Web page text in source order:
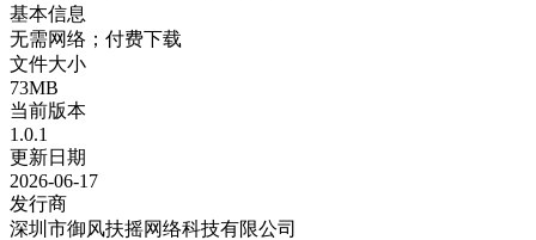
基本信息
无需网络；付费下载
文件大小
73MB
当前版本
1.0.1
更新日期
2026-06-17
发行商
深圳市御风扶摇网络科技有限公司